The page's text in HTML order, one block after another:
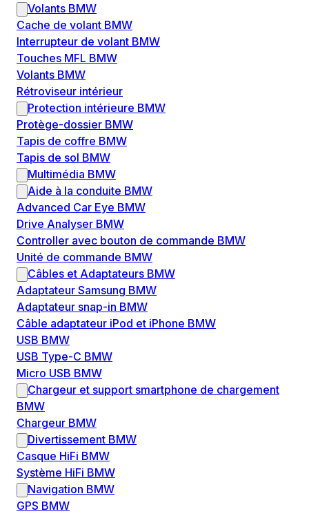
Volants BMW
Cache de volant BMW
Interrupteur de volant BMW
Touches MFL BMW
Volants BMW
Rétroviseur intérieur
Protection intérieure BMW
Protège-dossier BMW
Tapis de coffre BMW
Tapis de sol BMW
Multimédia BMW
Aide à la conduite BMW
Advanced Car Eye BMW
Drive Analyser BMW
Controller avec bouton de commande BMW
Unité de commande BMW
Câbles et Adaptateurs BMW
Adaptateur Samsung BMW
Adaptateur snap-in BMW
Câble adaptateur iPod et iPhone BMW
USB BMW
USB Type-C BMW
Micro USB BMW
Chargeur et support smartphone de chargement
BMW
Chargeur BMW
Divertissement BMW
Casque HiFi BMW
Système HiFi BMW
Navigation BMW
GPS BMW